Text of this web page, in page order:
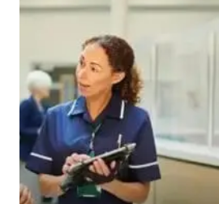
AMBIENTE
COLABORAÇÃO
MODERNA
NA
SAÚDE